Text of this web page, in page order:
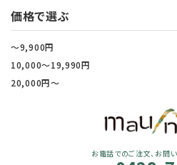
価格で選ぶ
～9,900円
10,000～19,990円
20,000円～
お電話でのご注文、お問